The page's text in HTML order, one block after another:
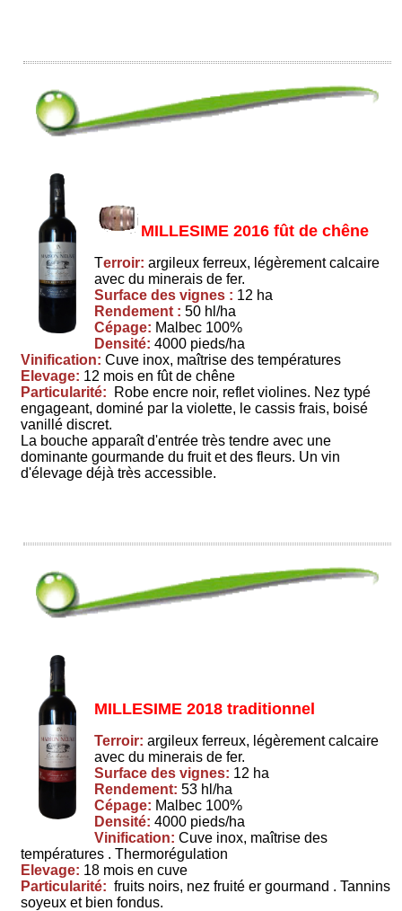
MILLESIME 2016 fût de chêne
Terroir: argileux ferreux, légèrement calcaire
avec du minerais de fer.
Surface des vignes : 12 ha
Rendement : 50 hl/ha
Cépage: Malbec 100%
Densité: 4000 pieds/ha
Vinification: Cuve inox, maîtrise des températures
Elevage: 12 mois en fût de chêne
Particularité:
Robe encre noir, reflet violines. Nez typé
engageant, dominé par la violette, le cassis frais, boisé
vanillé discret.
La bouche apparaît d'entrée très tendre avec une
dominante gourmande du fruit et des fleurs. Un vin
d'élevage déjà très accessible.
MILLESIME 2018 traditionnel
Terroir: argileux ferreux, légèrement calcaire
avec du minerais de fer.
Surface des vignes: 12 ha
Rendement: 53 hl/ha
Cépage: Malbec 100%
Densité: 4000 pieds/ha
Vinification: Cuve inox, maîtrise des
températures . Thermorégulation
Elevage: 18 mois en cuve
Particularité: fruits noirs, nez fruité er gourmand . Tannins
soyeux et bien fondus.